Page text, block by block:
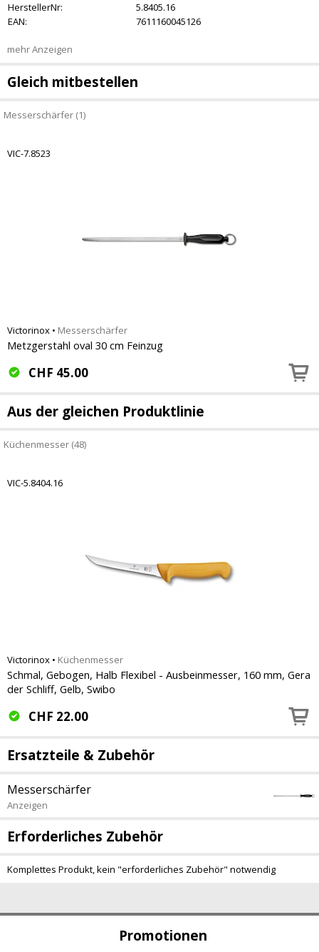
Promotionen
HerstellerNr:
5.8405.16
EAN:
7611160045126
mehr Anzeigen
Gleich mitbestellen
Messerschärfer (1)
VIC-7.8523
Victorinox • Messerschärfer
Metzgerstahl oval 30 cm Feinzug
CHF 45.00
Aus der gleichen Produktlinie
Küchenmesser (48)
VIC-5.8404.16
Victorinox • Küchenmesser
Schmal, Gebogen, Halb Flexibel - Ausbeinmesser, 160 mm, Gera
der Schliff, Gelb, Swibo
CHF 22.00
Ersatzteile & Zubehör
Messerschärfer
Anzeigen
Erforderliches Zubehör
Komplettes Produkt, kein "erforderliches Zubehör" notwendig